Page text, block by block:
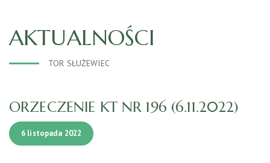
AKTUALNOŚCI
TOR SŁUŻEWIEC
ORZECZENIE KT NR 196 (6.11.2022)
6 listopada 2022